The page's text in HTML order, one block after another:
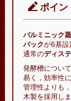
ポイン
バルミニック
バックが6基設
通常のディス
発酵槽につい
易く，効率性
管理性よりも，
木製を採用しま